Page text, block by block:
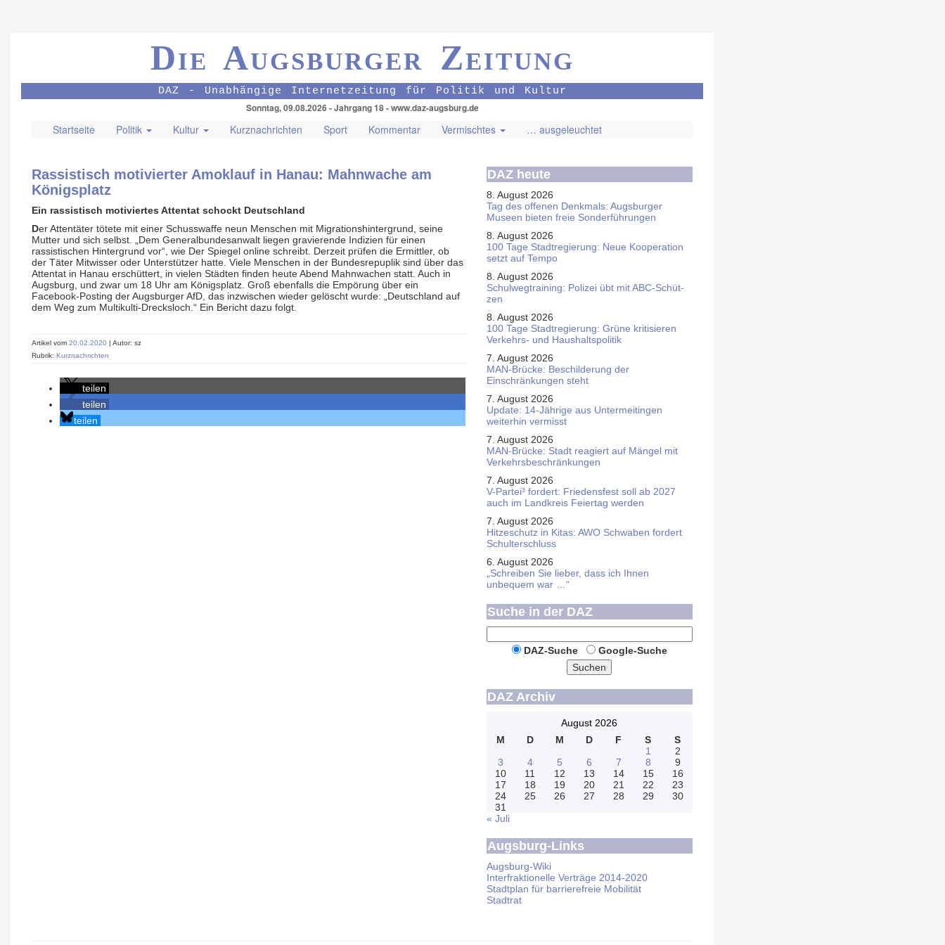
Die Augsburger Zeitung
DAZ - Unabhängige Internetzeitung für Politik und Kultur
Sonntag, 09.08.2026 - Jahrgang 18 - www.daz-augsburg.de
Startseite Politik Kultur Kurznachrichten Sport Kommentar Vermischtes … ausgeleuchtet
Rassistisch motivierter Amoklauf in Hanau: Mahnwache am
Königsplatz
Ein rassistisch motiviertes Attentat schockt Deutschland
Der Attentäter tötete mit einer Schusswaffe neun Menschen mit Migrationshintergrund, seine
Mutter und sich selbst. „Dem Generalbundesanwalt liegen gravierende Indizien für einen
rassistischen Hintergrund vor“, wie Der Spiegel online schreibt. Derzeit prüfen die Ermittler, ob
der Täter Mitwisser oder Unterstützer hatte. Viele Menschen in der Bundesrepuplik sind über das
Attentat in Hanau erschüttert, in vielen Städten finden heute Abend Mahnwachen statt. Auch in
Augsburg, und zwar um 18 Uhr am Königsplatz. Groß ebenfalls die Empörung über ein
Facebook-Posting der Augsburger AfD, das inzwischen wieder gelöscht wurde: „Deutschland auf
dem Weg zum Multikulti-Drecksloch.“ Ein Bericht dazu folgt.
Artikel vom 20.02.2020 | Autor: sz
Rubrik: Kurznachrichten
teilen
teilen
teilen
DAZ heute
8. August 2026
Tag des offenen Denkmals: Augsburger
Museen bieten freie Sonderführungen
8. August 2026
100 Tage Stadtregierung: Neue Kooperation
setzt auf Tempo
8. August 2026
Schul­weg­trai­ning: Poli­zei übt mit ABC-Schüt­
zen
8. August 2026
100 Tage Stadtregierung: Grüne kritisieren
Verkehrs- und Haushaltspolitik
7. August 2026
MAN-Brücke: Beschilderung der
Einschränkungen steht
7. August 2026
Update: 14-Jährige aus Untermeitingen
weiterhin vermisst
7. August 2026
MAN-Brücke: Stadt reagiert auf Mängel mit
Verkehrsbeschränkungen
7. August 2026
V-Partei­³ fordert: Friedens­fest soll ab 2027
auch im Land­kreis Feier­tag werden
7. August 2026
Hitzeschutz in Kitas: AWO Schwaben fordert
Schulterschluss
6. August 2026
„Schreiben Sie lieber, dass ich Ihnen
unbequem war …“
Suche in der DAZ
DAZ-Suche
Google-Suche
Suchen
DAZ Archiv
August 2026
M
D M D F S
S
1
2
3
4 5 6 7 8
9
10
11 12 13 14 15
16
17
18 19 20 21 22
23
24
25 26 27 28 29
30
31
« Juli
Augsburg-Links
Augsburg-Wiki
Interfraktionelle Verträge 2014-2020
Stadtplan für barrierefreie Mobilität
Stadtrat